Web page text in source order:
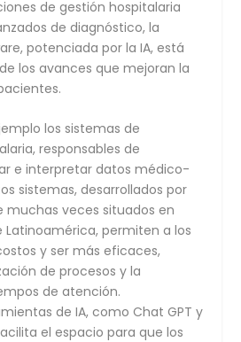
de gestión hospitalaria
de diagnóstico, la
potenciada por la IA, está
los avances que mejoran la
los sistemas de
responsables de
e interpretar datos médico-
sistemas, desarrollados por
muchas veces situados en
Latinoamérica, permiten a los
y ser más eficaces,
de procesos y la
de atención.
de IA, como Chat GPT y
el espacio para que los